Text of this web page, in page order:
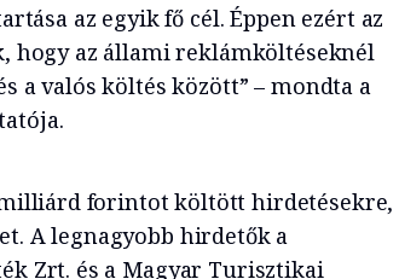
az egyik fő cél. Éppen ezért az
hogy az állami reklámköltéseknél
a valós költés között” – mondta a
forintot költött hirdetésekre,
A legnagyobb hirdetők a
Zrt. és a Magyar Turisztikai